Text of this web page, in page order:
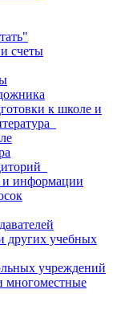
счеты
к школе и
и информации
других учебных
учреждений
многоместные